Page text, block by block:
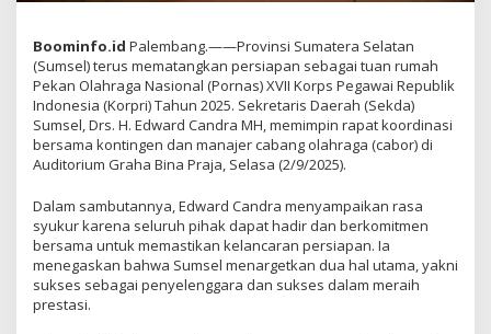
Boominfo.id Palembang.——Provinsi Sumatera Selatan
(Sumsel) terus mematangkan persiapan sebagai tuan rumah
Pekan Olahraga Nasional (Pornas) XVII Korps Pegawai Republik
Indonesia (Korpri) Tahun 2025. Sekretaris Daerah (Sekda)
Sumsel, Drs. H. Edward Candra MH, memimpin rapat koordinasi
bersama kontingen dan manajer cabang olahraga (cabor) di
Auditorium Graha Bina Praja, Selasa (2/9/2025).
Dalam sambutannya, Edward Candra menyampaikan rasa
syukur karena seluruh pihak dapat hadir dan berkomitmen
bersama untuk memastikan kelancaran persiapan. Ia
menegaskan bahwa Sumsel menargetkan dua hal utama, yakni
sukses sebagai penyelenggara dan sukses dalam meraih
prestasi.